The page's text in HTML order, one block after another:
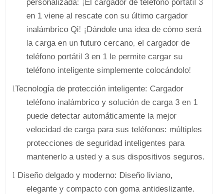
personalizada: ¡El cargador de teléfono portátil 3
en 1 viene al rescate con su último cargador
inalámbrico Qi! ¡Dándole una idea de cómo será
la carga en un futuro cercano, el cargador de
teléfono portátil 3 en 1 le permite cargar su
teléfono inteligente simplemente colocándolo!
lTecnología de protección inteligente: Cargador
teléfono inalámbrico y solución de carga 3 en 1
puede detectar automáticamente la mejor
velocidad de carga para sus teléfonos: múltiples
protecciones de seguridad inteligentes para
mantenerlo a usted y a sus dispositivos seguros.
l Diseño delgado y moderno: Diseño liviano,
elegante y compacto con goma antideslizante.